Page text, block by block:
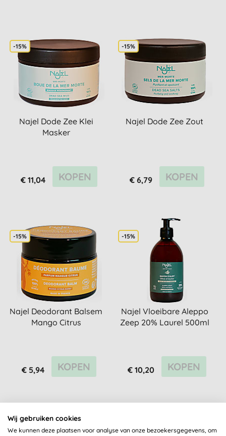
-15%
Najel Dode Zee Klei
Masker
€ 11,04 KOPEN
-15%
Najel Dode Zee Zout
€ 6,79 KOPEN
-15%
Najel Deodorant Balsem
Mango Citrus
€ 5,94 KOPEN
-15%
Najel Vloeibare Aleppo
Zeep 20% Laurel 500ml
€ 10,20 KOPEN
-15%
Wij gebruiken cookies
We kunnen deze plaatsen voor analyse van onze bezoekersgegevens, om